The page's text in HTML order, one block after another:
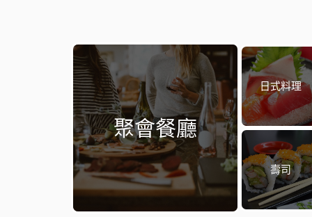
聚會餐廳
日式料理
壽司